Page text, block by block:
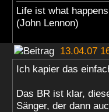
Life ist what
(John Lennon)
13.04.07
Ich kapier das
Das BR ist klar,
Sänger, der dann